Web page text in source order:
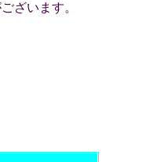
ざいます。